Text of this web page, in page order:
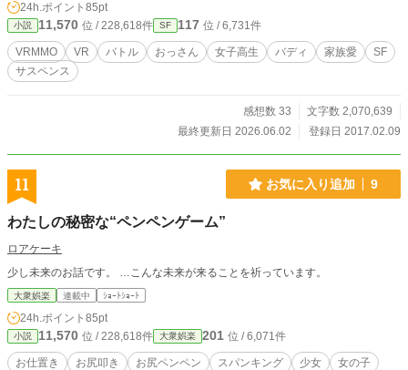
しています！ https://00kanoyooo.booth.pm/ こちらにて通販
しています。 更新は定期日程で毎月4回行います（２・９・
１７・２３日です） 小説家になろうにも「４０代（男）アバ
ターで無双するJK」という名前で投稿しています。 この作品
24h.ポイント 85pt
小説 11,570 位 / 228,618件 SF 117 位 / 6,731件
VRMMO VR バトル おっさん 女子高生 バディ 家族愛
SF
サスペンス
感想数 33
文字数 2,070,639
最終更新日 2026.06.02
登録日 2017.02.09
11 お気に入り追加 9
わたしの秘密な“ペンペンゲーム”
ロアケーキ
少し未来のお話です。 …こんな未来が来ることを祈っています。
大衆娯楽 連載中 ｼｮｰﾄｼｮｰﾄ
24h.ポイント 85pt
小説 11,570 位 / 228,618件 大衆娯楽 201 位 / 6,071件
お仕置き お尻叩き お尻ペンペン スパンキング 少女
女の子